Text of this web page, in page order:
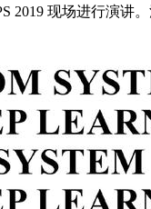
现场进行演讲